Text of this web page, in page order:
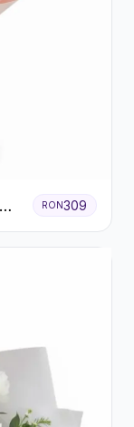
RON309